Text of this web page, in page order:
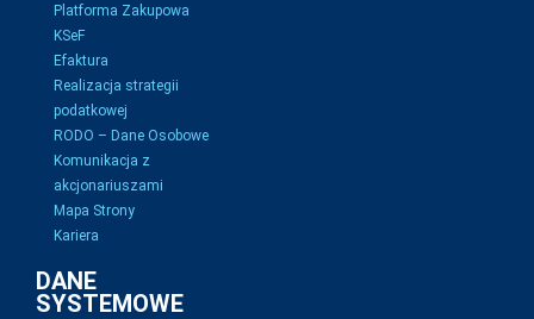
Platforma Zakupowa
KSeF
Efaktura
Realizacja strategii
podatkowej
RODO – Dane Osobowe
Komunikacja z
akcjonariuszami
Mapa Strony
Kariera
DANE
SYSTEMOWE